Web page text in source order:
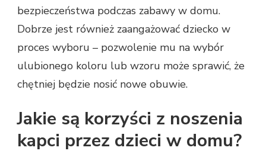
bezpieczeństwa podczas zabawy w domu.
Dobrze jest również zaangażować dziecko w
proces wyboru – pozwolenie mu na wybór
ulubionego koloru lub wzoru może sprawić, że
chętniej będzie nosić nowe obuwie.
Jakie są korzyści z noszenia
kapci przez dzieci w domu?